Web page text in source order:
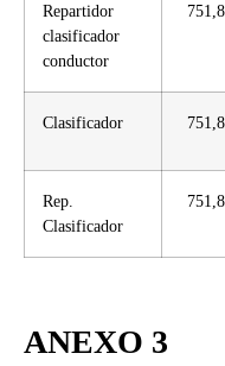
Repartidor
clasificador
conductor
Clasificador
Rep.
Clasificador
ANEXO 3